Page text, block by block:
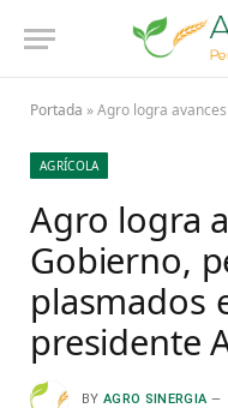
Portada »Agro logra avances con el
AGRÍCOLA
Agro logra
Gobierno,
plasmados
presidente
BY AGRO SINERGIA